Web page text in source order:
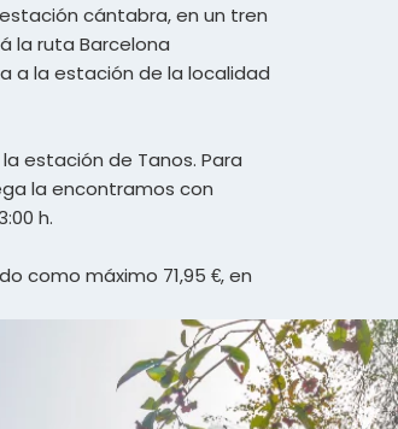
cántabra, en un tren
la ruta Barcelona
a la estación de la localidad
estación de Tanos. Para
la encontramos con
h.
como máximo 71,95 €, en